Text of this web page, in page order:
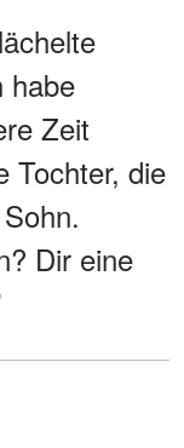
habe
Zeit
Tochter, die
Dir eine